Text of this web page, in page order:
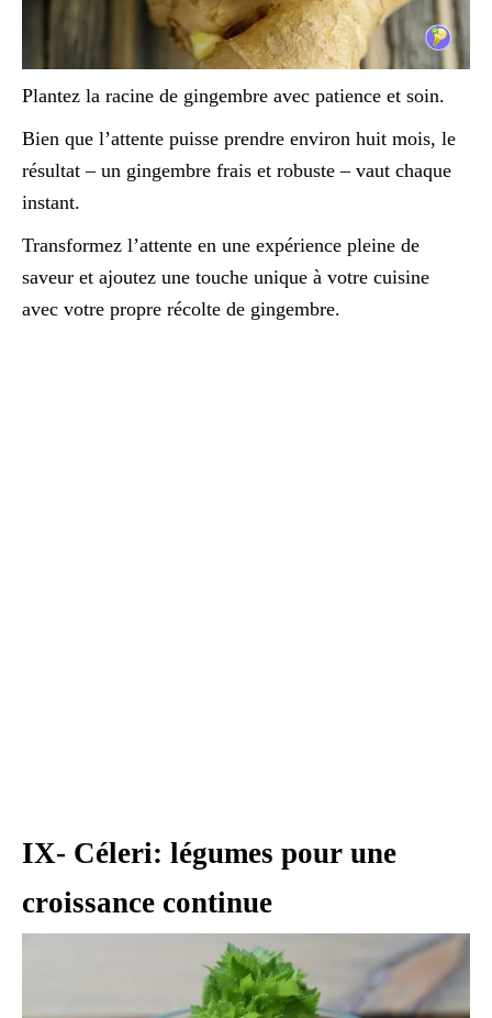
Plantez la racine de gingembre avec patience et soin.
Bien que l’attente puisse prendre environ huit mois, le
résultat – un gingembre frais et robuste – vaut chaque
instant.
Transformez l’attente en une expérience pleine de
saveur et ajoutez une touche unique à votre cuisine
avec votre propre récolte de gingembre.
IX- Céleri: légumes pour une
croissance continue